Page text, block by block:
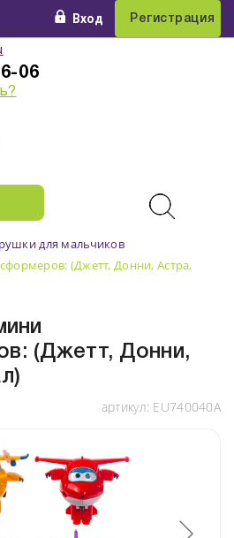
Вход Регистрация
06
для мальчиков
(Джетт, Донни, Астра,
(Джетт, Донни,
артикул: EU740040A